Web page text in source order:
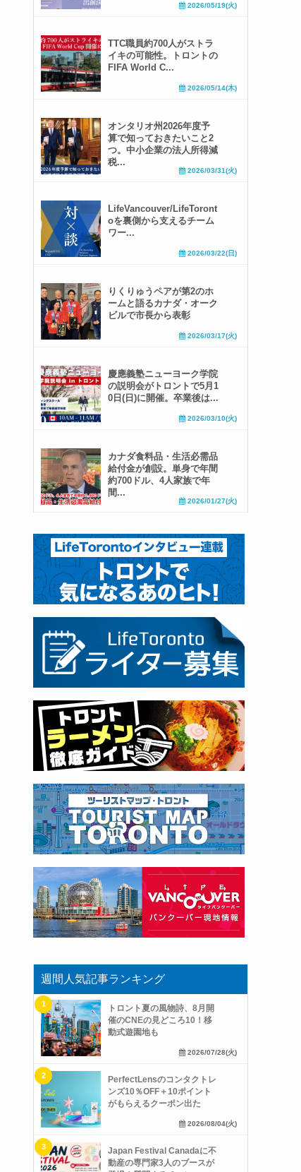
2026/05/19(火)
TTC職員約700人がストラ
イキの可能性。トロントの
FIFA World C...
2026/05/14(木)
オンタリオ州2026年度予
算で知っておきたいこと2
つ。中小企業の法人所得減
税...
2026/03/31(火)
LifeVancouver/LifeToront
oを裏側から支えるチーム
ワー...
2026/03/22(日)
りくりゅうペアが第2のホ
ームと語るカナダ・オーク
ビルで市長から表彰
2026/03/17(火)
慶應義塾ニューヨーク学院
の説明会がトロントで5月1
0日(日)に開催。卒業後は...
2026/03/10(火)
カナダ食料品・生活必需品
給付金が創設。単身で年間
約700ドル、4人家族で年
間...
2026/01/27(火)
週間人気記事ランキング
トロント夏の風物詩、8月開
催のCNEの見どころ10！移
動式遊園地も
2026/07/28(火)
PerfectLensのコンタクトレ
ンズ10％OFF＋10ポイント
がもらえるクーポン出た
2026/08/04(火)
Japan Festival Canadaに不
動産の専門家3人のブースが